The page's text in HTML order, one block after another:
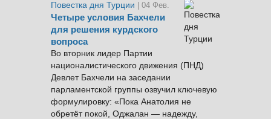
Повестка дня Турции
| 04 Фев.
Четыре условия Бахчели
для решения курдского
вопроса
Во вторник лидер Партии
националистического движения (ПНД)
Девлет Бахчели на заседании
парламентской группы озвучил ключевую
формулировку: «Пока Анатолия не
обретёт покой, Оджалан — надежду,